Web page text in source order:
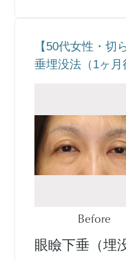
【50代女性・切
垂埋没法（1ヶ月
Before
眼瞼下垂（埋